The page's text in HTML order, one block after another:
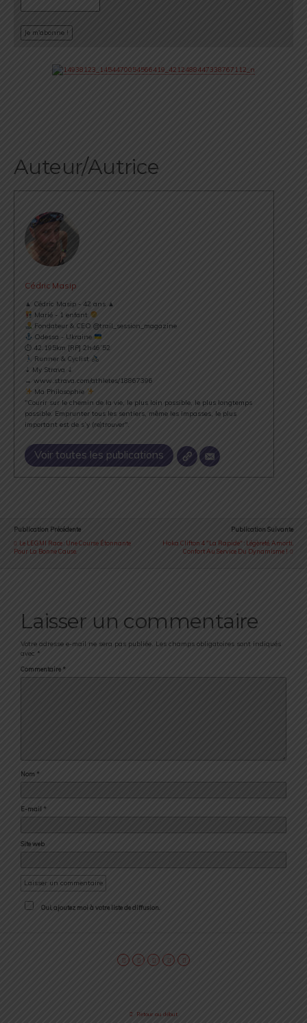
Auteur/Autrice
Cédric Masip
▲ Cédric Masip - 42 ans ▲
Marié - 1 enfant
Fondateur & CEO @trail_session_magazine
Odessa - Ukraine
⏱ 42.195km [RP] 2h46’52
Runner & Cyclist
⇣ My Strava ⇣
→ www.strava.com/athletes/18867396
Ma Philosophie
"Courir sur le chemin de la vie, le plus loin possible, le plus longtemps
possible. Emprunter tous les sentiers, même les impasses, le plus
important est de s’y (re)trouver".
Voir toutes les publications
Publication Précédente
Le LEGMI Race : Une Course Étonnante
Pour La Bonne Cause.
Publication Suivante
Hoka Clifton 4 "La Rapide" : Légèreté, Amorti,
Confort Au Service Du Dynamisme !
Laisser un commentaire
Votre adresse e-mail ne sera pas publiée. Les champs obligatoires sont indiqués
avec *
Commentaire *
Nom *
E-mail *
Site web
Oui, ajoutez moi à votre liste de diffusion.
Retour au début